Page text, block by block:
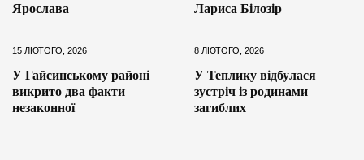
Ярослава
Лариса Білозір
15 ЛЮТОГО, 2026
У Гайсинському районі
викрито два факти
незаконної
8 ЛЮТОГО, 2026
У Теплику відбулася
зустріч із родинами
загиблих